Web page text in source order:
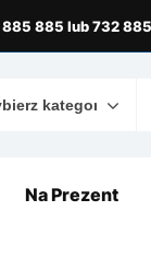
885 lub 732
Na Prezent